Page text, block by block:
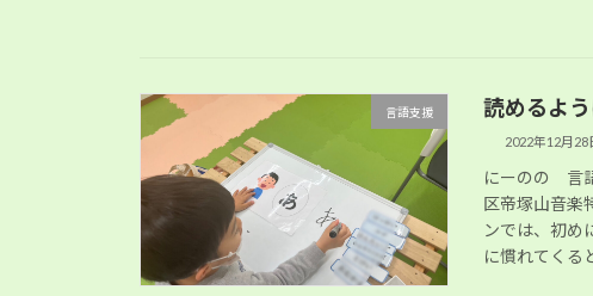
言語支援 読めるよ
2022年12月28
にーのの 言
区帝塚山音楽
ンでは、初め
に慣れてくる